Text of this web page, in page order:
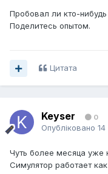
Пробовал ли кто-
Поделитесь опытом.
Цитата
Keyser 0
Опубліковано 14
Чуть более месяца уже
Симулятор работает